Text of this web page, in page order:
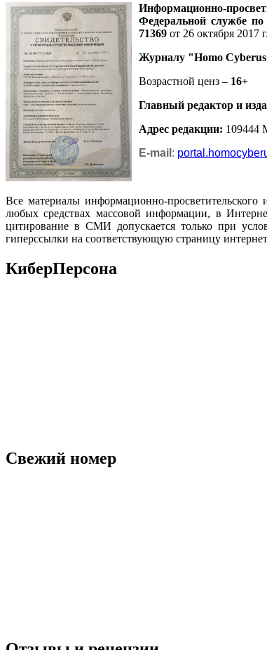
Информационно-
Федеральной службе
71369 от 26 октября 2017 г.
Журналу "Homo
Возрастной ценз – 16+
Главный редактор и
Адрес редакции: 109444
E-mail :
Все материалы информационно-
любых средствах массовой информации, в
цитирование в СМИ допускается только при
гиперссылки на соответствующую страницу
КиберПерсона
Свежий номер